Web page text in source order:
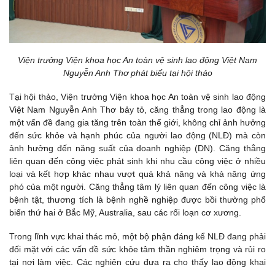
Viện trưởng Viện khoa học An toàn vệ sinh lao động Việt Nam
Nguyễn Anh Thơ phát biểu tại hội thảo
Tại hội thảo, Viện trưởng Viện khoa học An toàn vệ sinh lao động
Việt Nam Nguyễn Anh Thơ bảy tỏ, căng thẳng trong lao động là
một vấn đề đang gia tăng trên toàn thế giới, không chỉ ảnh hưởng
đến sức khỏe và hạnh phúc của người lao động (NLĐ) mà còn
ảnh hưởng đến năng suất của doanh nghiệp (DN). Căng thẳng
liên quan đến công việc phát sinh khi nhu cầu công việc ở nhiều
loại và kết hợp khác nhau vượt quá khả năng và khả năng ứng
phó của một người. Căng thẳng tâm lý liên quan đến công việc là
bệnh tật, thương tích là bệnh nghề nghiệp được bồi thường phổ
biến thứ hai ở Bắc Mỹ, Australia, sau các rối loạn cơ xương.
Trong lĩnh vực khai thác mỏ, một bộ phận đáng kể NLĐ đang phải
đối mặt với các vấn đề sức khỏe tâm thần nghiêm trọng và rủi ro
tại nơi làm việc. Các nghiên cứu đưa ra cho thấy lao động khai